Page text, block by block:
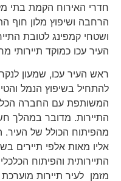
חדרי האירוח הקמת בתי
ושטחי קמפינג לטובת
העיר עכו כמוקד תיירותי
ראש העיר עכו, שמעון
להתחיל בשיפוץ הנמל
המשותפת עם החברה
התיירות. מדובר במהלך
מהפיתוח הכולל של העיר.
אליו מאות אלפי תיירים
התיירותית והפיתוח
מזמן לעיר תיירות מוערכת